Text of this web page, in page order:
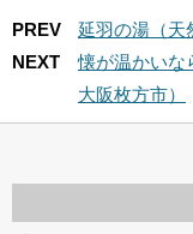
PREV
延羽の湯（天
NEXT
懐が温かいな
大阪枚方市）